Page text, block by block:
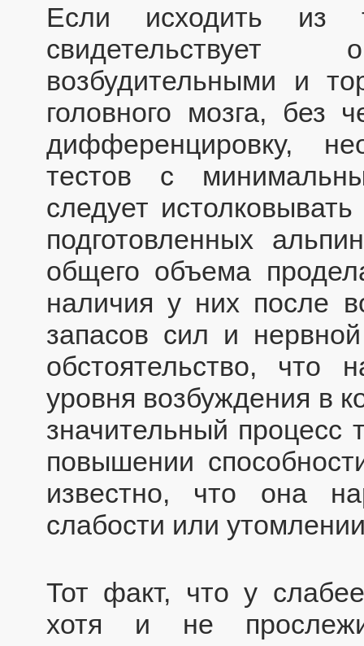
Если исходить из
возбудительными и
головного мозга, без
дифференцировку,
тестов с
следует
подготовленных
общего объема
наличия у них после
запасов сил и
обстоятельство,
уровня возбуждения в
значительный процесс
повышении
известно, что она
слабости или
Тот факт, что у
хотя и не